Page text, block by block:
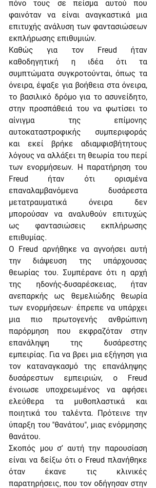
πόνο τους σε πείσμα αυτού που
φαινόταν να είναι αναγκαστικά μια
επιτυχής ανάλυση των φαντασιώσεων
εκπλήρωσης επιθυμιών.
Καθώς για τον Freud ήταν
καθοδηγητική η ιδέα ότι τα
συμπτώματα συγκροτούνται, όπως τα
όνειρα, έψαξε για βοήθεια στα όνειρα,
το βασιλικό δρόμο για το ασυνείδητο,
στην προσπάθειά του να φωτίσει το
αίνιγμα της επίμονης
αυτοκαταστροφικής συμπεριφοράς
και εκεί βρήκε αδιαμφισβήτητους
λόγους να αλλάξει τη θεωρία του περί
των ενορμήσεων. Η παρατήρηση του
Freud ήταν ότι ορισμένα
επαναλαμβανόμενα δυσάρεστα
μετατραυματικά όνειρα δεν
μπορούσαν να αναλυθούν επιτυχώς
ως φαντασιώσεις εκπλήρωσης
επιθυμίας.
Ο Freud αρνήθηκε να αγνοήσει αυτή
την διάψευση της υπάρχουσας
θεωρίας του. Συμπέρανε ότι η αρχή
της ηδονής-δυσαρέσκειας, ήταν
ανεπαρκής ως θεμελιώδης θεωρία
των ενορμήσεων· έπρεπε να υπάρχει
μια πιο πρωτογενής ανθρώπινη
παρόρμηση που εκφραζόταν στην
επανάληψη της δυσάρεστης
εμπειρίας. Για να βρει μια εξήγηση για
τον καταναγκασμό της επανάληψης
δυσάρεστων εμπειριών, ο Freud
ένοιωσε υποχρεωμένος να αφήσει
ελεύθερα τα μυθοπλαστικά και
ποιητικά του ταλέντα. Πρότεινε την
ύπαρξη του "θανάτου", μιας ενόρμησης
θανάτου.
Σκοπός μου σ’ αυτή την παρουσίαση
είναι να δείξω ότι ο Freud πλανήθηκε
όταν έκανε τις κλινικές
παρατηρήσεις, που τον οδήγησαν στην